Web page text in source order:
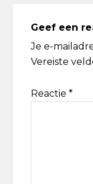
Geef een
Je e-
Vereiste
Reactie*